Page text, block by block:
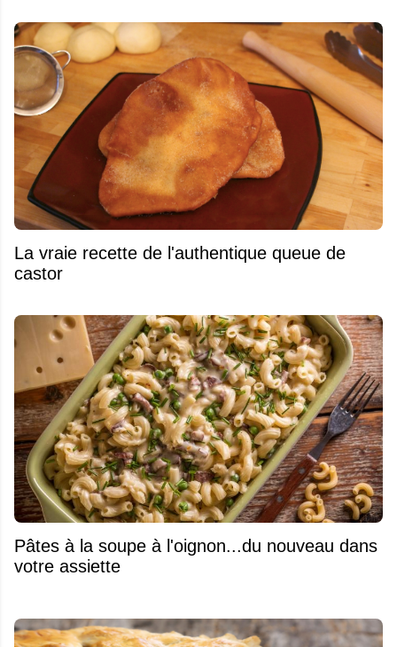
La vraie recette de l'authentique queue de
castor
Pâtes à la soupe à l'oignon...du nouveau dans
votre assiette